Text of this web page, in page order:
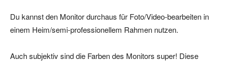
Du kannst den Monitor durchaus für Foto/Video-bearbeiten in
einem Heim/semi-professionellem Rahmen nutzen.
Auch subjektiv sind die Farben des Monitors super! Diese